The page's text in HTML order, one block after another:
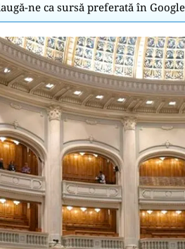
ne ca sursă preferată în Google